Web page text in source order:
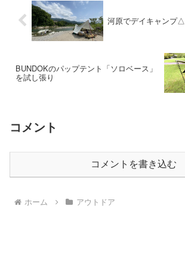
河原でデイキャンプ△
BUNDOKのパップテント「ソロベース」
を試し張り
コメント
コメントを書き込む
ホーム アウトドア